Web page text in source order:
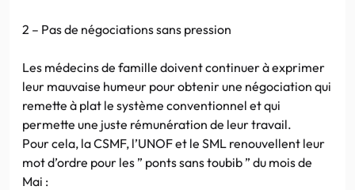
2 – Pas de négociations sans pression
Les médecins de famille doivent continuer à exprimer
leur mauvaise humeur pour obtenir une négociation qui
remette à plat le système conventionnel et qui
permette une juste rémunération de leur travail.
Pour cela, la CSMF, l’UNOF et le SML renouvellent leur
mot d’ordre pour les ” ponts sans toubib ” du mois de
Mai :